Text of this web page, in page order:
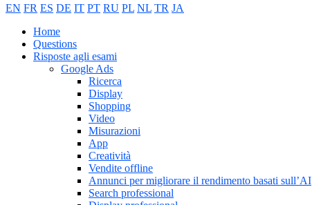
EN FR ES DE IT PT RU PL NL TR JA
Home
Questions
Risposte agli esami
Google Ads
Ricerca
Display
Shopping
Video
Misurazioni
App
Creatività
Vendite offline
Annunci per migliorare il rendimento basati sull’AI
Search professional